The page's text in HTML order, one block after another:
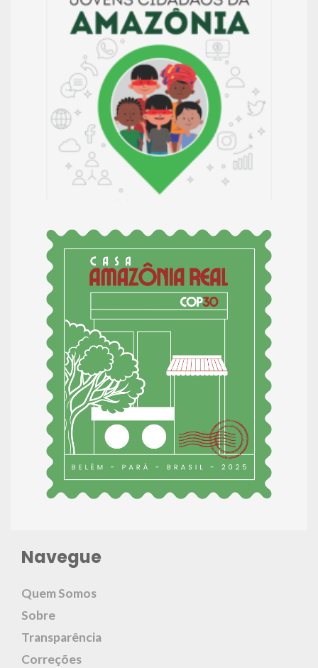
Navegue
Quem Somos
Sobre
Transparência
Correções